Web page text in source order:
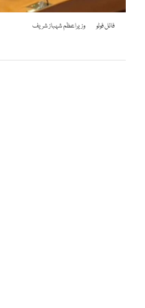
فائل فوٹو وزیراعظم شہباز شریف